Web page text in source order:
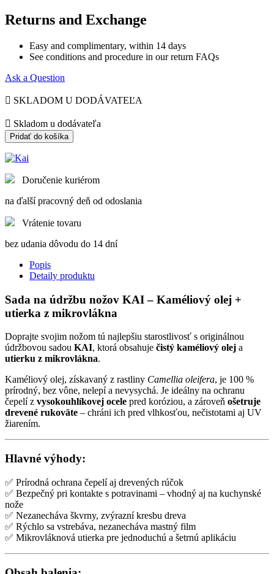
Returns and Exchange
Easy and complimentary, within 14 days
See conditions and procedure in our return FAQs
Ask a Question
 SKLADOM U DODÁVATEĽA
 Skladom u dodávateľa
Pridať do košíka
Doručenie kuriérom
na ďalší pracovný deň od odoslania
Vrátenie tovaru
bez udania dôvodu do 14 dní
Popis
Detaily produktu
Sada na údržbu nožov KAI – Kaméliový olej +
utierka z mikrovlákna
Doprajte svojim nožom tú najlepšiu starostlivosť s originálnou
údržbovou sadou KAI, ktorá obsahuje čistý kaméliový olej a
utierku z mikrovlákna.
Kaméliový olej, získavaný z rastliny Camellia oleifera, je 100 %
prírodný, bez vône, nelepí a nevysychá. Je ideálny na ochranu
čepelí z vysokouhlíkovej ocele pred koróziou, a zároveň ošetruje
drevené rukoväte – chráni ich pred vlhkosťou, nečistotami aj UV
žiarením.
Hlavné výhody:
✅ Prírodná ochrana čepelí aj drevených rúčok
✅ Bezpečný pri kontakte s potravinami – vhodný aj na kuchynské
nože
✅ Nezanecháva škvrny, zvýrazní kresbu dreva
✅ Rýchlo sa vstrebáva, nezanecháva mastný film
✅ Mikrovláknová utierka pre jednoduchú a šetrnú aplikáciu